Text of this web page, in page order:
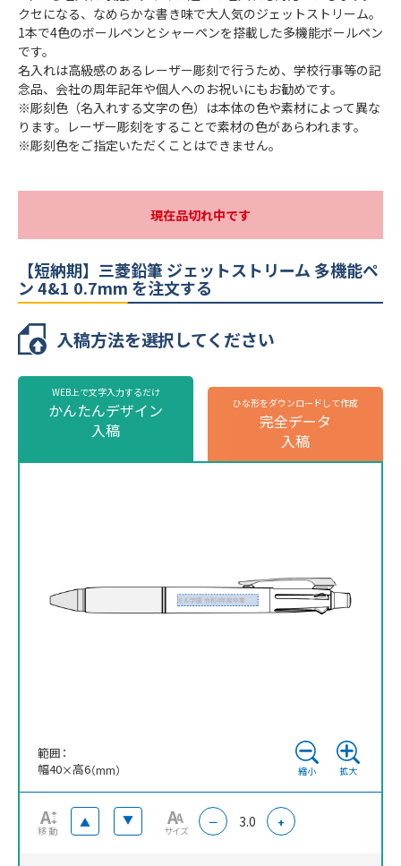
品番
MSXE510007.1
MSXE510007.24
MSXE510007.65
MSXE510007.6
MSXE510007.8
MSXE510007.13
インクカラー
黒・赤・青・緑・シャープ
最小ロット
1本
専用箱（幅165×奥行58×高21mm）
最短出荷予定日
校了後3営業日後出荷
【短納期】三菱鉛筆 ジェットストリーム
多機能ペン 4&1 0.7mmの名入れ仕様
名入れ方法
レーザー彫刻
クセになる、なめらかな書き味で大人気のジェットストリーム。
1本で4色のボールペンとシャーペンを搭載した多機能ボールペン
です。
名入れは高級感のあるレーザー彫刻で行うため、学校行事等の記
念品、会社の周年記年や個人へのお祝いにもお勧めです。
※彫刻色（名入れする文字の色）は本体の色や素材によって異な
ります。レーザー彫刻をすることで素材の色があらわれます。
※彫刻色をご指定いただくことはできません。
現在品切れ中です
【短納期】三菱鉛筆 ジェットストリーム 多機能ペ
ン 4&1 0.7mm を注文する
入稿方法を選択してください
WEB上で文字入力するだけ
かんたんデザイン
入稿
ひな形をダウンロードして作成
完全データ
入稿
ミコミル学園 令和4年度卒業
縮小 拡大
範囲：
幅40×高6（mm）
移動
▲ ▲
サイズ
－ 3.0 +